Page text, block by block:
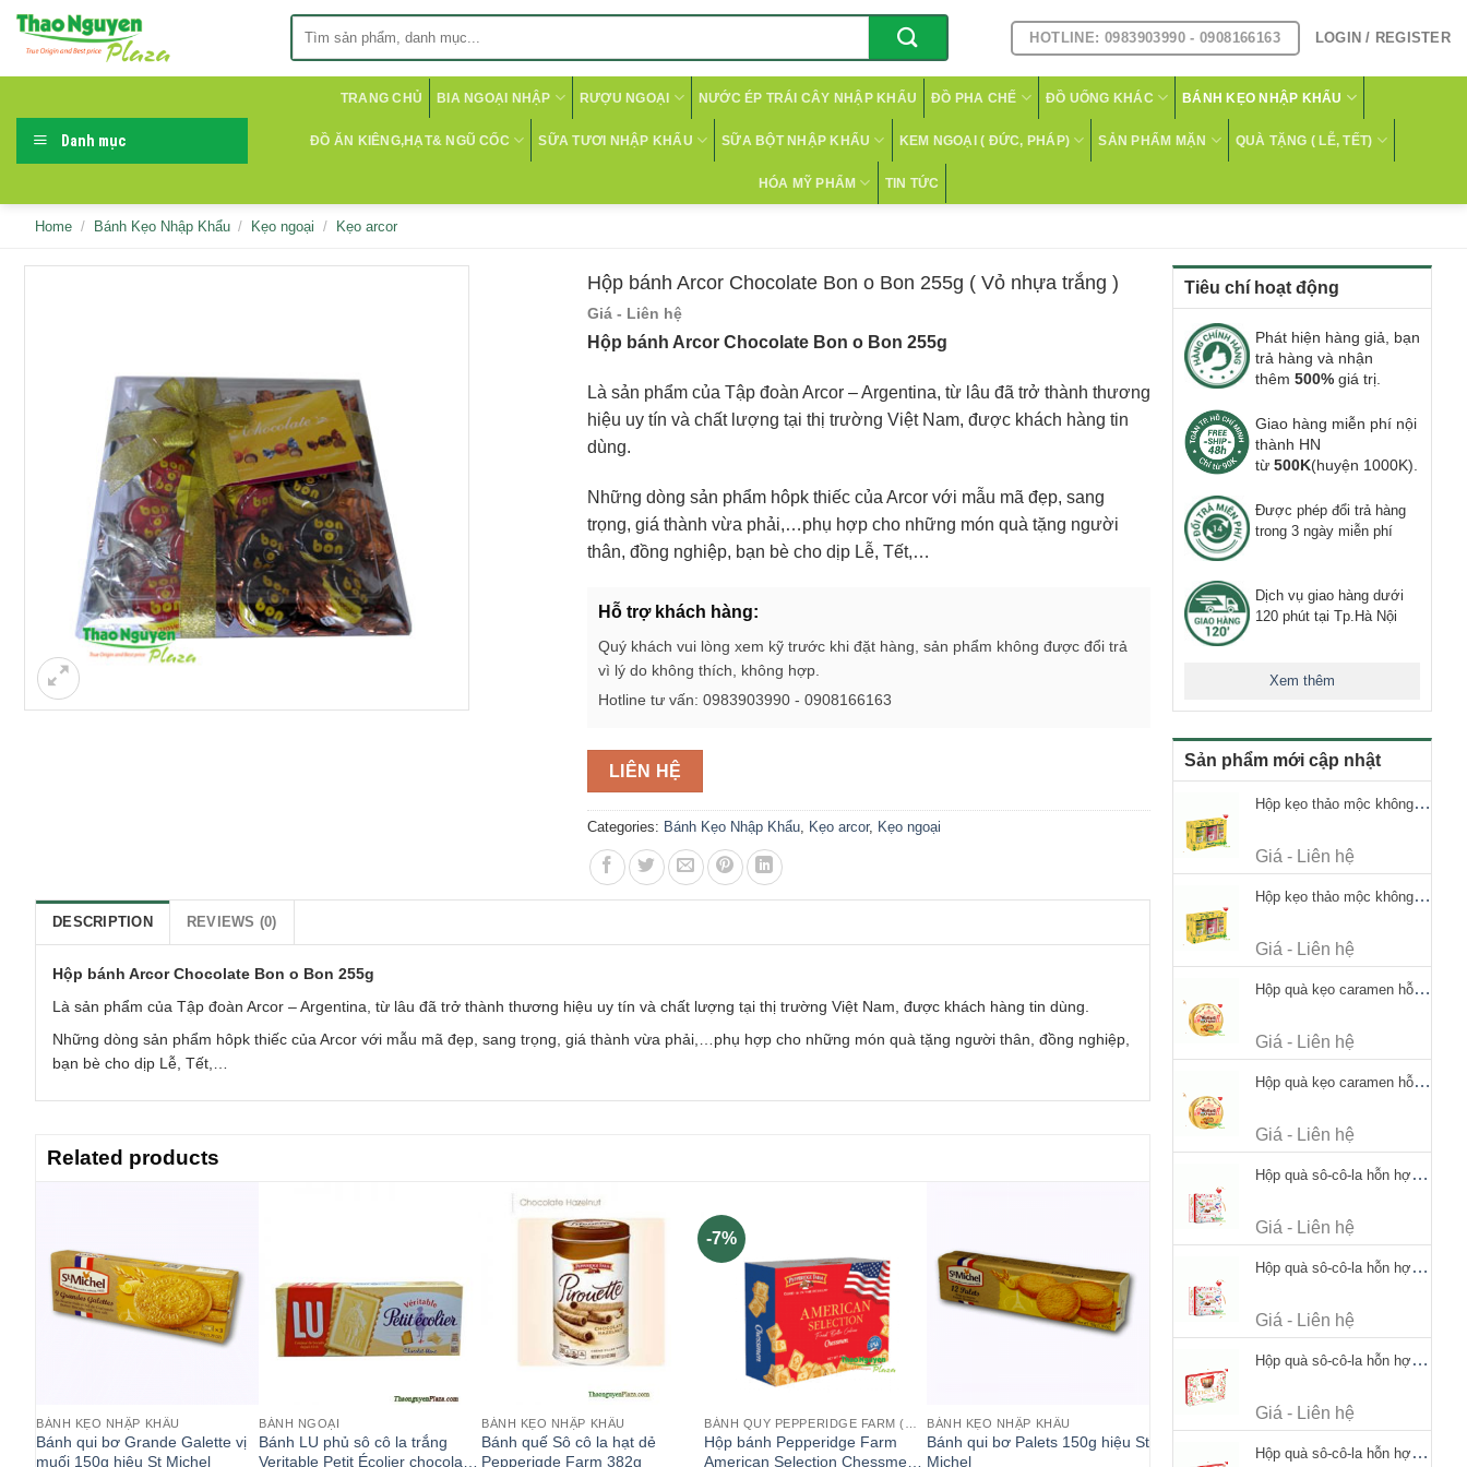
Skip
HOTLINE: 0983903990 - 0908166163 LOGIN / REGISTER
Danh mục
TRANG CHỦ BIA NGOẠI NHẬP RƯỢU NGOẠI NƯỚC ÉP TRÁI CÂY NHẬP KHẨU ĐỒ PHA CHẾ ĐỒ UỐNG KHÁC BÁNH KẸO NHẬP KHẨU
ĐỒ ĂN KIÊNG,HẠT& NGŨ CỐC SỮA TƯƠI NHẬP KHẨU SỮA BỘT NHẬP KHẨU KEM NGOẠI ( ĐỨC, PHÁP) SẢN PHẨM MẶN QUÀ TẶNG ( LỄ, TẾT)
HÓA MỸ PHẨM TIN TỨC
Home / Bánh Kẹo Nhập Khẩu / Kẹo ngoại / Kẹo arcor
Tiêu chí hoạt động
Phát hiện hàng giả, bạn
trả hàng và nhận
thêm 500% giá trị.
Giao hàng miễn phí nội
thành HN
từ 500K(huyện 1000K).
Được phép đổi trả hàng
trong 3 ngày miễn phí
Dịch vụ giao hàng dưới
120 phút tại Tp.Hà Nội
Xem thêm
Sản phẩm mới cập nhật
Hộp kẹo thảo mộc không đường Ricola Signature 112.5g
Giá - Liên hệ
Hộp kẹo thảo mộc không đường Ricola Signature 112.5g
Giá - Liên hệ
Hộp quà kẹo caramen hỗn hợp Werther's Original Caramel Candy 170g
Giá - Liên hệ
Hộp quà kẹo caramen hỗn hợp Werther's Original Caramel Candy 170g
Giá - Liên hệ
Hộp quà sô-cô-la hỗn hợp Merci Petits Chocolate Collection 125g thiếc
Giá - Liên hệ
Hộp quà sô-cô-la hỗn hợp Merci Petits Chocolate Collection 125g thiếc
Giá - Liên hệ
Hộp quà sô-cô-la hỗn hợp Merci Finest Selection 250g thiếc
Giá - Liên hệ
Hộp quà sô-cô-la hỗn hợp Merci Finest Selection 250g thiếc
Hộp bánh Arcor Chocolate Bon o Bon 255g ( Vỏ nhựa trắng )
Giá - Liên hệ
Hộp bánh Arcor Chocolate Bon o Bon 255g
Là sản phẩm của Tập đoàn Arcor – Argentina, từ lâu đã trở thành thương
hiệu uy tín và chất lượng tại thị trường Việt Nam, được khách hàng tin
dùng.
Những dòng sản phẩm hôpk thiếc của Arcor với mẫu mã đẹp, sang
trọng, giá thành vừa phải,…phụ hợp cho những món quà tặng người
thân, đồng nghiệp, bạn bè cho dịp Lễ, Tết,…
Hỗ trợ khách hàng:
Quý khách vui lòng xem kỹ trước khi đặt hàng, sản phẩm không được đổi trả
vì lý do không thích, không hợp.
Hotline tư vấn: 0983903990 - 0908166163
LIÊN HỆ
Categories: Bánh Kẹo Nhập Khẩu Kẹo arcor, Kẹo ngoại
DESCRIPTION REVIEWS (0)
Hộp bánh Arcor Chocolate Bon o Bon 255g
Là sản phẩm của Tập đoàn Arcor – Argentina, từ lâu đã trở thành thương hiệu uy tín và chất lượng tại thị trường Việt Nam, được khách hàng tin dùng.
Những dòng sản phẩm hôpk thiếc của Arcor với mẫu mã đẹp, sang trọng, giá thành vừa phải,…phụ hợp cho những món quà tặng người thân, đồng nghiệp,
bạn bè cho dịp Lễ, Tết,…
Related products
BÁNH KẸO NHẬP KHẨU
Bánh qui bơ Grande Galette vị
muối 150g hiệu St Michel
BÁNH NGOẠI
Bánh LU phủ sô cô la trắng
Veritable Petit Écolier chocolat
BÁNH KẸO NHẬP KHẨU
Bánh quế Sô cô la hạt dẻ
Pepperigde Farm 382g
-7%
Hộp bánh Pepperidge Farm
American Selection Chessmen
BÁNH KẸO NHẬP KHẨU
Bánh qui bơ Palets 150g hiệu St
Michel